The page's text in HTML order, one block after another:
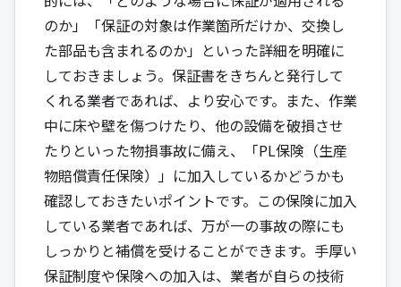
のか」「保証の対象は作業箇所だけか、交換し
た部品も含まれるのか」といった詳細を明確に
しておきましょう。保証書をきちんと発行して
くれる業者であれば、より安心です。また、作業
中に床や壁を傷つけたり、他の設備を破損させ
たりといった物損事故に備え、「PL保険（生産
物賠償責任保険）」に加入しているかどうかも
確認しておきたいポイントです。この保険に加入
している業者であれば、万が一の事故の際にも
しっかりと補償を受けることができます。手厚い
保証制度や保険への加入は、業者が自らの技術